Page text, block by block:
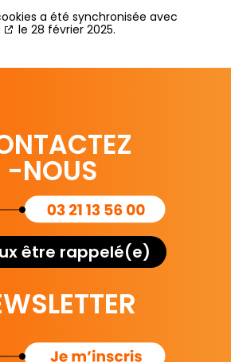
a été synchronisée avec
le 28 février 2025.
-NOUS
être rappelé(e)